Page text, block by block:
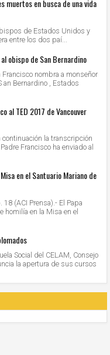
muertos en busca de una vida
de Estados Unidos y
entre los dos paí...
obispo de San Bernardino
nombra a monseñor
an Bernardino , Estados
al TED 2017 de Vancouver
continuación la transcripción
Francisco ha enviado al
en el Santuario Mariano de
18 (ACI Prensa).- El Papa
homilía en la Misa en el
Social del CELAM, Consejo
la apertura de sus cursos